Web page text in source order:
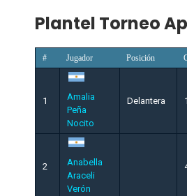
Plantel Torneo
# Jugador Posición
1
Amalia
Peña
Nocito
Delantera 1
2
Anabella
Araceli
Verón